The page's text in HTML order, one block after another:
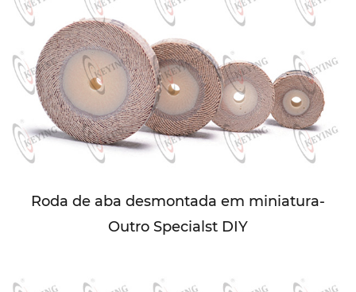
Roda de aba desmontada em miniatura-
Outro Specialst DIY